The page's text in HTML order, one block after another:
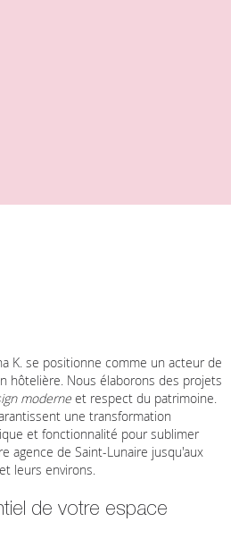
K. se positionne comme un acteur de
hôtelière. Nous élaborons des projets
moderneet respect du patrimoine.
une transformation
et fonctionnalité pour sublimer
agence de Saint-Lunaire jusqu'aux
leurs environs.
de votre espace